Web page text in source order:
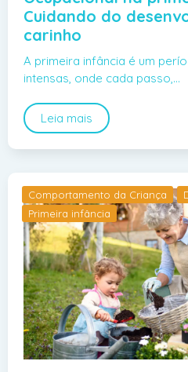
Cuidando do
carinho
A primeira infância é um
intensas, onde cada passo,…
Leia mais
Comportamento da Criança
Primeira infância